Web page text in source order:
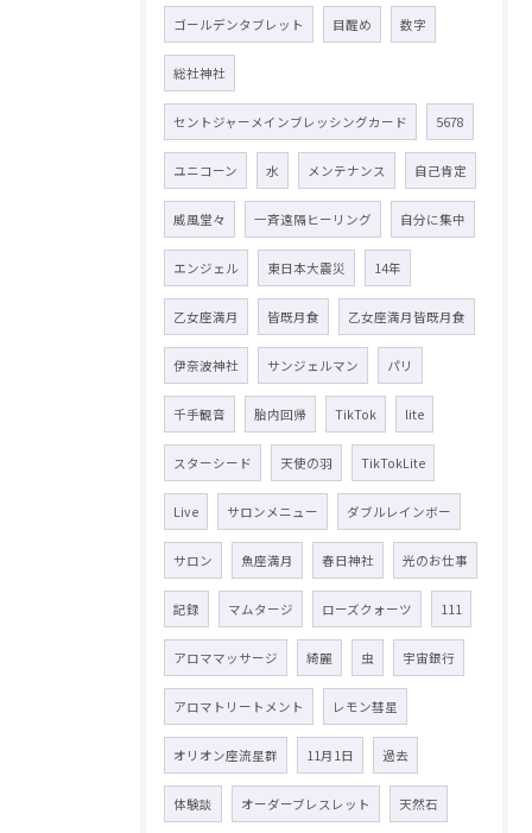
ゴールデンタブレット 目醒め 数字
総社神社
セントジャーメインブレッシングカード 5678
ユニコーン 水 メンテナンス 自己肯定
威風堂々 一斉遠隔ヒーリング 自分に集中
エンジェル 東日本大震災 14年
乙女座満月 皆既月食 乙女座満月皆既月食
伊奈波神社 サンジェルマン パリ
千手観音 胎内回帰 TikTok lite
スターシード 天使の羽 TikTokLite
Live サロンメニュー ダブルレインボー
サロン 魚座満月 春日神社 光のお仕事
記録 マムタージ ローズクォーツ 111
アロママッサージ 綺麗 虫 宇宙銀行
アロマトリートメント レモン彗星
オリオン座流星群 11月1日 過去
体験談 オーダーブレスレット 天然石